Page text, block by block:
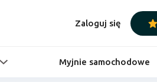
Zaloguj się
Myjnie samochodowe